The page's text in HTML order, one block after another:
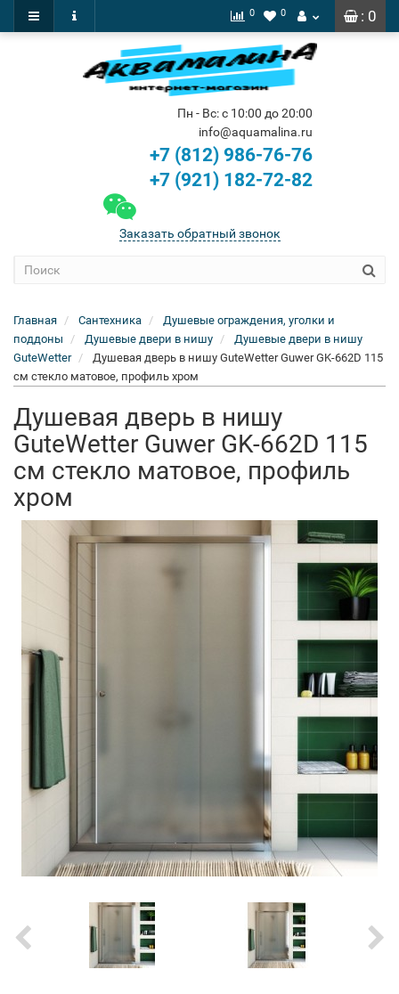
: 0
0 0
Пн - Вс: с 10:00 до 20:00
info@aquamalina.ru
+7 (812) 986-76-76
+7 (921) 182-72-82
Заказать обратный звонок
Главная Сантехника
Душевые ограждения, уголки и
поддоны
Душевые двери в нишу
Душевые двери в нишу
GuteWetter
Душевая дверь в нишу GuteWetter Guwer GK-662D 115
см стекло матовое, профиль хром
Душевая дверь в нишу
GuteWetter Guwer GK-662D 115
см стекло матовое, профиль
хром